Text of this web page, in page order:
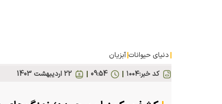
دنیای حیوانات آبزیان
کد خبر:۱۰۰۴ 22 ارديبهشت 1403 09:54